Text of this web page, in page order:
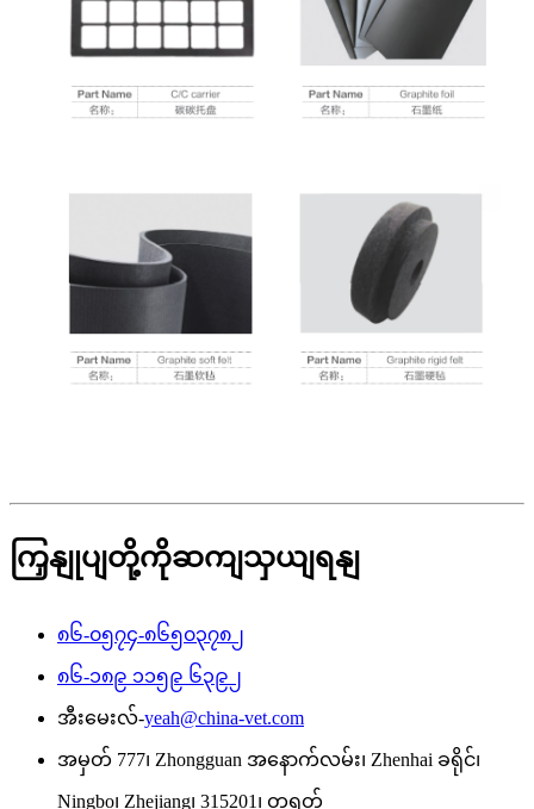
ကြှနျုပျတို့ကိုဆကျသှယျရနျ
၈၆-၀၅၇၄-၈၆၅၀၃၇၈၂
၈၆-၁၈၉ ၁၁၅၉ ၆၃၉၂
အီးမေးလ်-yeah@china-vet.com
အမှတ် 777၊ Zhongguan အနောက်လမ်း၊ Zhenhai ခရိုင်၊
Ningbo၊ Zhejiang၊ 315201၊ တရုတ်